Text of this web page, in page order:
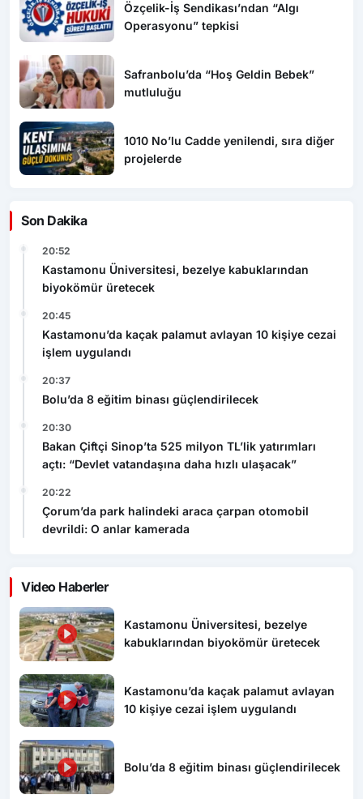
Özçelik-İş Sendikası’ndan “Algı
Operasyonu” tepkisi
Safranbolu’da “Hoş Geldin Bebek”
mutluluğu
1010 No’lu Cadde yenilendi, sıra diğer
projelerde
Son Dakika
20:52
Kastamonu Üniversitesi, bezelye kabuklarından
biyokömür üretecek
20:45
Kastamonu’da kaçak palamut avlayan 10 kişiye cezai
işlem uygulandı
20:37
Bolu’da 8 eğitim binası güçlendirilecek
20:30
Bakan Çiftçi Sinop’ta 525 milyon TL’lik yatırımları
açtı: “Devlet vatandaşına daha hızlı ulaşacak”
20:22
Çorum’da park halindeki araca çarpan otomobil
devrildi: O anlar kamerada
Video Haberler
Kastamonu Üniversitesi, bezelye
kabuklarından biyokömür üretecek
Kastamonu’da kaçak palamut avlayan
10 kişiye cezai işlem uygulandı
Bolu’da 8 eğitim binası güçlendirilecek